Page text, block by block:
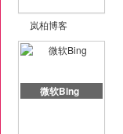
岚柏博客
微软Bing